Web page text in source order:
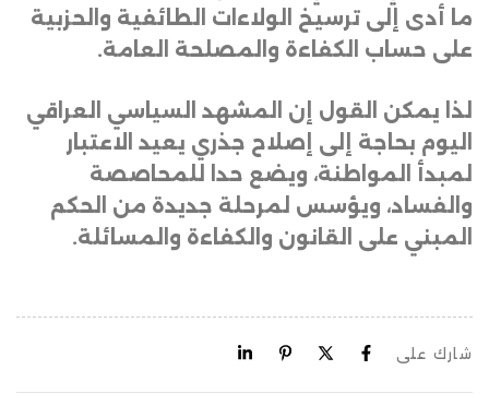
ما أدى إلى ترسيخ الولاءات الطائفية والحزبية
على حساب الكفاءة والمصلحة العامة.
لذا يمكن القول إن المشهد السياسي العراقي
اليوم بحاجة إلى إصلاح جذري يعيد الاعتبار
لمبدأ المواطنة، ويضع حدا للمحاصصة
والفساد، ويؤسس لمرحلة جديدة من الحكم
المبني على القانون والكفاءة والمسائلة.
شارك على